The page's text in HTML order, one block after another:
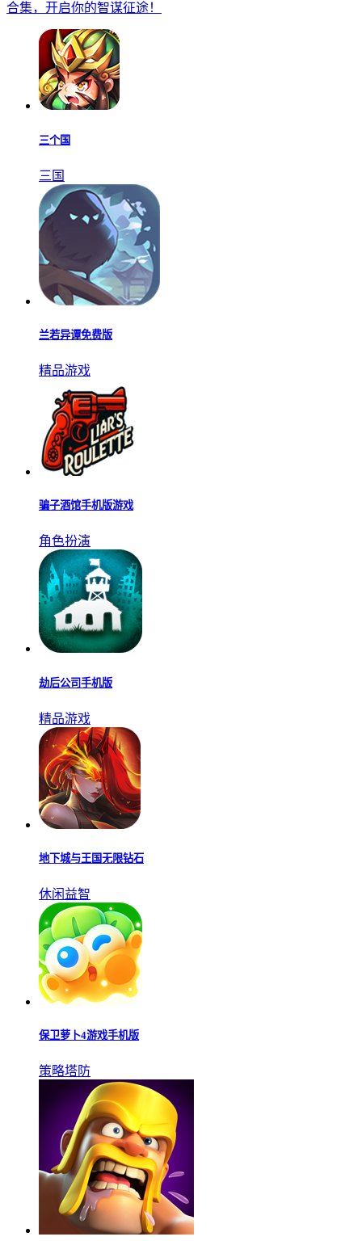
合集，开启你的智谋征途！
三个国
三国
兰若异谭免费版
精品游戏
骗子酒馆手机版游戏
角色扮演
劫后公司手机版
精品游戏
地下城与王国无限钻石
休闲益智
保卫萝卜4游戏手机版
策略塔防